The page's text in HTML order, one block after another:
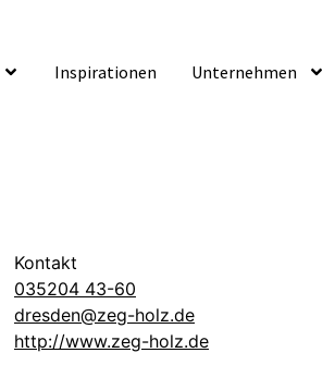
Inspirationen Unternehmen
Kontakt
035204 43-60
dresden@zeg-holz.de
http://www.zeg-holz.de